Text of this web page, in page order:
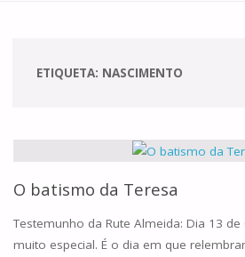
ETIQUETA: NASCIMENTO
O batismo da Teresa
Testemunho da Rute Almeida: Dia 13
muito especial. É o dia em que